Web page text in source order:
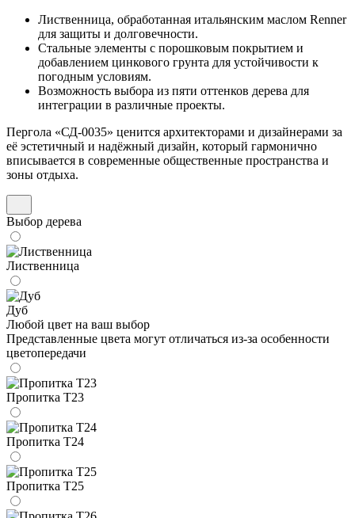
Лиственница, обработанная итальянским маслом Renner
для защиты и долговечности.
Стальные элементы с порошковым покрытием и
добавлением цинкового грунта для устойчивости к
погодным условиям.
Возможность выбора из пяти оттенков дерева для
интеграции в различные проекты.
Пергола «СД-0035» ценится архитекторами и дизайнерами за
её эстетичный и надёжный дизайн, который гармонично
вписывается в современные общественные пространства и
зоны отдыха.
Выбор дерева
Лиственница
Дуб
Любой цвет на ваш выбор
Представленные цвета могут отличаться из-за особенности
цветопередачи
Пропитка Т23
Пропитка Т24
Пропитка Т25